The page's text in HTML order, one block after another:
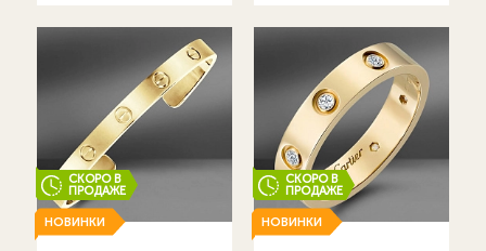
СКОРО В
ПРОДАЖЕ
НОВИНКИ
СКОРО В
ПРОДАЖЕ
НОВИНКИ